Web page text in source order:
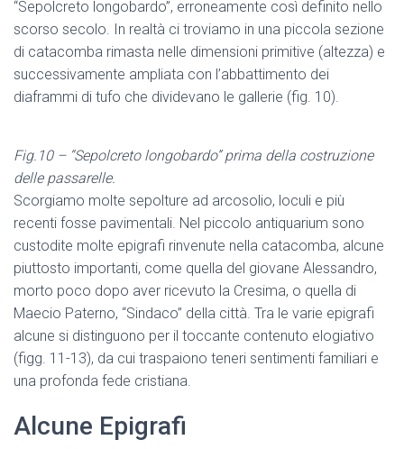
“Sepolcreto longobardo”, erroneamente così definito nello
scorso secolo. In realtà ci troviamo in una piccola sezione
di catacomba rimasta nelle dimensioni primitive (altezza) e
successivamente ampliata con l’abbattimento dei
diaframmi di tufo che dividevano le gallerie (fig. 10).
Fig.10 – “Sepolcreto longobardo” prima della costruzione
delle passarelle.
Scorgiamo molte sepolture ad arcosolio, loculi e più
recenti fosse pavimentali. Nel piccolo antiquarium sono
custodite molte epigrafi rinvenute nella catacomba, alcune
piuttosto importanti, come quella del giovane Alessandro,
morto poco dopo aver ricevuto la Cresima, o quella di
Maecio Paterno, “Sindaco” della città. Tra le varie epigrafi
alcune si distinguono per il toccante contenuto elogiativo
(figg. 11-13), da cui traspaiono teneri sentimenti familiari e
una profonda fede cristiana.
Alcune Epigrafi